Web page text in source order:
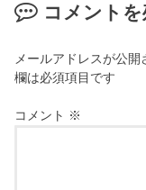
コメント
メールアドレスが公開
欄は必須項目です
コメント ※